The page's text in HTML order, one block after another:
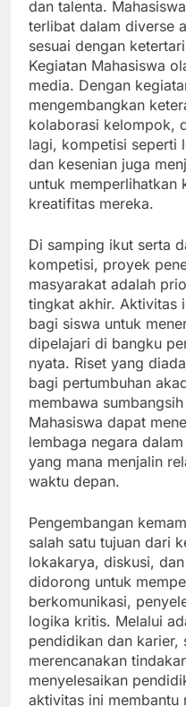
dan talenta.
terlibat dalam diverse
sesuai dengan
Kegiatan Mahasiswa
media. Dengan
mengembangkan
kolaborasi kelompok,
lagi, kompetisi seperti
dan kesenian juga
untuk memperlihatkan
kreatifitas mereka.
Di samping ikut serta
kompetisi, proyek
masyarakat adalah
tingkat akhir. Aktivitas
bagi siswa untuk
dipelajari di bangku
nyata. Riset yang
bagi pertumbuhan
membawa
Mahasiswa dapat
lembaga negara
yang mana menjalin
waktu depan.
Pengembangan
salah satu tujuan dari
lokakarya, diskusi,
didorong untuk
berkomunikasi,
logika kritis. Melalui
pendidikan dan karier,
merencanakan
menyelesaikan
aktivitas ini membantu